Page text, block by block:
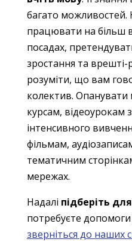
багато
працювати на більш
посадах,
зростання та
розуміти, що вам
колектив.
курсам, відеоурокам
інтенсивного
фільмам,
тематичним
мережах.
Надалі підберіть
потребуєте
зверніться до наших